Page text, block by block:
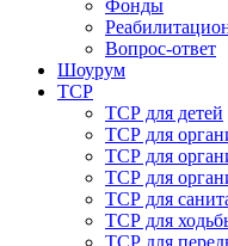
Фонды
Вопрос-ответ
Шоурум
ТСР
ТСР для детей
ТСР для
ТСР для
ТСР для
ТСР для
ТСР для
ТСР для